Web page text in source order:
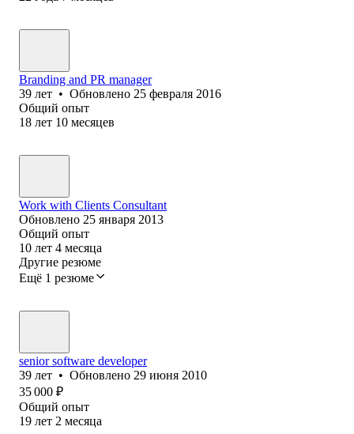
Branding and PR manager
39 лет • Обновлено 25 февраля 2016
Общий опыт
18 лет 10 месяцев
Work with Clients Consultant
Обновлено 25 января 2013
Общий опыт
10 лет 4 месяца
Другие резюме
Ещё 1 резюме
senior software developer
39 лет • Обновлено 29 июня 2010
35 000 ₽
Общий опыт
19 лет 2 месяца